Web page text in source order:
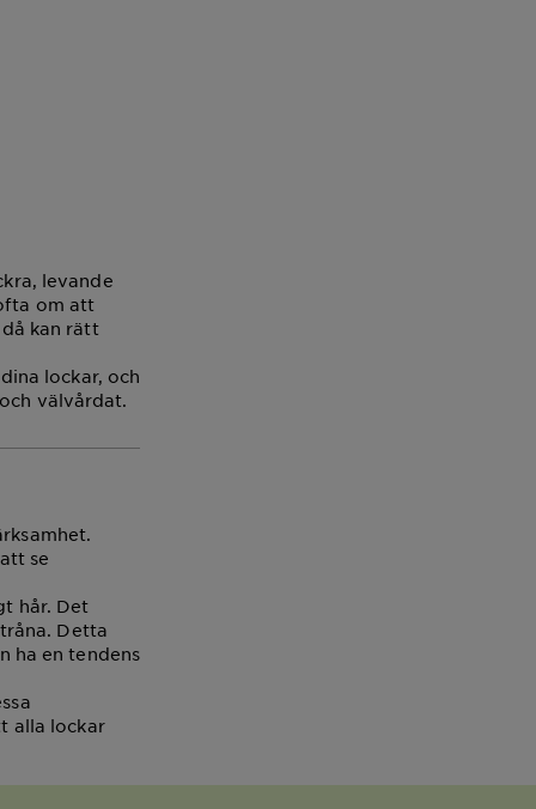
levande
om att
kan rätt
lockar, och
välvårdat.
se
hår. Det
Detta
ha en tendens
alla lockar